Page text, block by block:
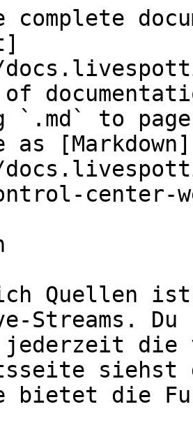
complete
`.md` to
[Markdown]
center-
Quellen
Streams. Du
jederzeit
siehst
bietet die